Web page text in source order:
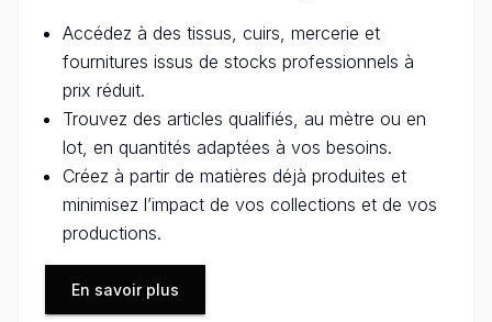
Accédez à des tissus, cuirs, mercerie et
fournitures issus de stocks professionnels à
prix réduit.
Trouvez des articles qualifiés, au mètre ou en
lot, en quantités adaptées à vos besoins.
Créez à partir de matières déjà produites et
minimisez l’impact de vos collections et de vos
productions.
En savoir plus